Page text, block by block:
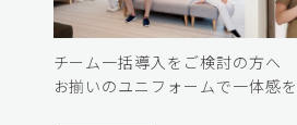
チーム一括導入をご検討の方へ
お揃いのユニフォームで一体感